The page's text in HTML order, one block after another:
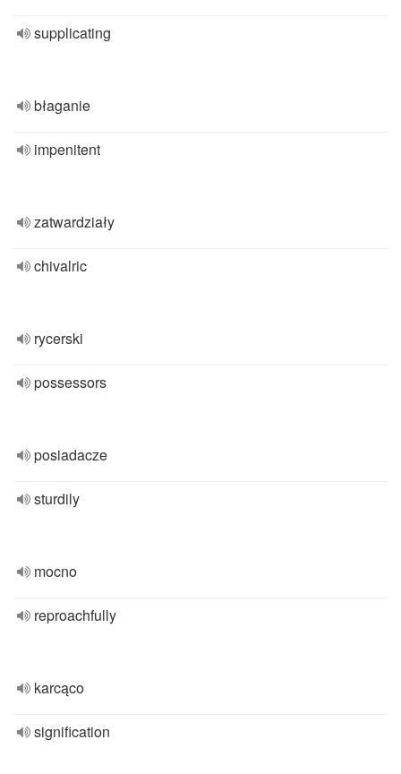
supplicating
błaganie
impenitent
zatwardziały
chivalric
rycerski
possessors
posiadacze
sturdily
mocno
reproachfully
karcąco
signification